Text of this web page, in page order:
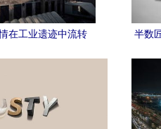
在工业遗迹中流转
半数